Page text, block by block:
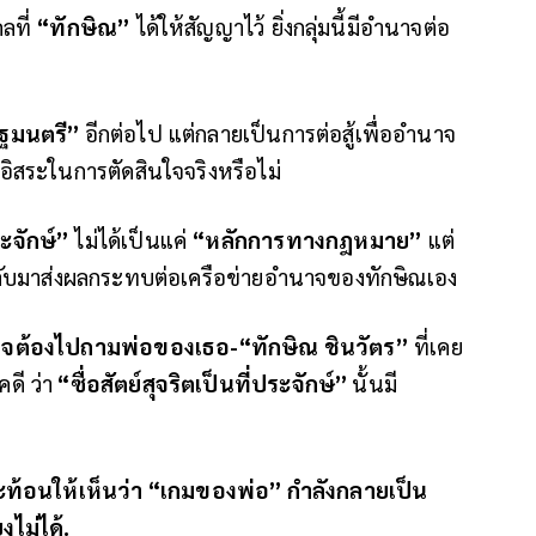
ที่ “ทักษิณ” ได้ให้สัญญาไว้ ยิ่งกลุ่มนี้มีอำนาจต่อ
มนตรี” อีกต่อไป แต่กลายเป็นการต่อสู้เพื่ออำนาจ
ระในการตัดสินใจจริงหรือไม่
จักษ์” ไม่ได้เป็นแค่ “หลักการทางกฎหมาย” แต่
มาส่งผลกระทบต่อเครือข่ายอำนาจของทักษิณเอง
ต้องไปถามพ่อของเธอ-“ทักษิณ ชินวัตร” ที่เคย
ดี ว่า “ซื่อสัตย์สุจริตเป็นที่ประจักษ์” นั้นมี
อนให้เห็นว่า “เกมของพ่อ” กำลังกลายเป็น
ไม่ได้.